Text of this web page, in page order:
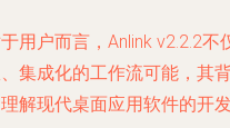
用户而言，Anlink v2.2.2不
集成化的工作流可能，其
解现代桌面应用软件的开